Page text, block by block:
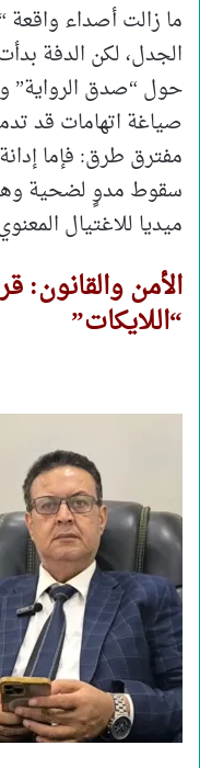
ما زالت أصداء واقعة
الجدل، لكن الدفة
حول “صدق
صياغة اتهامات قد
مفترق طرق: فإما
سقوط مدوٍ لضحية
ميديا للاغتيال
الأمن والقانون:
“اللايكات”